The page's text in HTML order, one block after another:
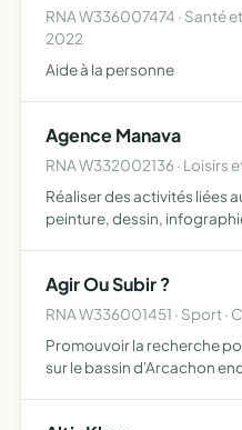
RNA W336007474 · Santé
2022
Aide à la personne
Agence Manava
RNA W332002136 · Loisirs
Réaliser des activités liées
peinture, dessin,
Agir Ou Subir ?
RNA W336001451 · Sport ·
Promouvoir la recherche
sur le bassin d'Arcachon